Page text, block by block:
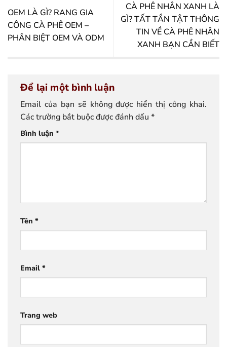
OEM LÀ GÌ? RANG GIA
CÔNG CÀ PHÊ OEM –
PHÂN BIỆT OEM VÀ ODM
CÀ PHÊ NHÂN XANH LÀ
GÌ? TẤT TẦN TẬT THÔNG
TIN VỀ CÀ PHÊ NHÂN
XANH BẠN CẦN BIẾT
Để lại một bình luận
Email của bạn sẽ không được hiển thị công khai.
Các trường bắt buộc được đánh dấu *
Bình luận *
Tên *
Email *
Trang web